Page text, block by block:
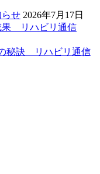
せ 2026年7月17日
果 リハビリ通信
秘訣 リハビリ通信